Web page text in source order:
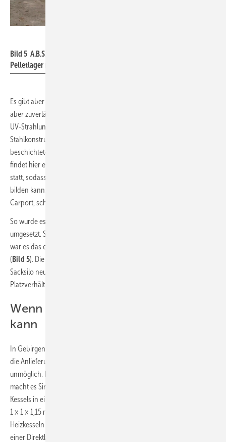
Bild 5 A.B.S.-Referenz Kita Tausendfüßler Hessigheim mit
Pelletlager neben dem Gebäude.
Es gibt aber auch Gewebesilos für den Außenbereich. Man muss sie
aber zuverlässig vor Witterungseinflüssen, wie Regen, Schnee und
UV-Strahlung, schützen. Dies ist durch eine verzinkte
Stahlkonstruktion, eine Ummantelung und eine Dachabdeckung aus
beschichtetem Polyestergewebe möglich. Anders als in Feststoffsilos
findet hier eine Luftumspülung zwischen Gewebesilo und Außenhülle
statt, sodass sich kein Kondenswasser bei Temperaturschwankungen
bilden kann. Aber auch eine Umhausung, etwa eine Hütte oder ein
Carport, schützt Gewebesilos im Außenbereich.
So wurde es in der Kindertagesstätte „Tausendfüßler“ in Hessigheim
umgesetzt. Sie verfügt über kein Untergeschoss mit Kellerraum. Daher
war es das einfachste, das Pelletlager nach draußen zu verlegen
( Bild 5). Die Einhausung mit Fundament baute man extra für das
Sacksilo neu. Somit musste die Kindertagestätte trotz geringen
Platzverhältnissen nicht auf eine Pelletheizung verzichten.
Wenn kein Tankwagen anliefern
kann
In Gebirgen oder Wohngegenden mit engen Straßen ist manchmal
die Anlieferung von Holzpellets mit dem Tankwagen erschwert oder
unmöglich. Damit das Heizen dennoch einigermaßen bequem bleibt,
macht es Sinn, den Pelletvorrat anstatt in den Tagesbehälter des
Kessels in ein Minisilo zu füllen. In dieses passen bei einer Größe von
1 × 1 × 1,15 m (LBH) etwa 400 kg Pellets. Das Minisilo ist mit Pellet-
Heizkesseln mit einem Saugsystem oder mit Pellet-Heizkesseln mit
einer Direktbeschickung per Schnecke kombinierbar (